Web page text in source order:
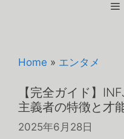
Home » エンタメ
【完全ガイド】
主義者の特徴と才
2025年6月28日